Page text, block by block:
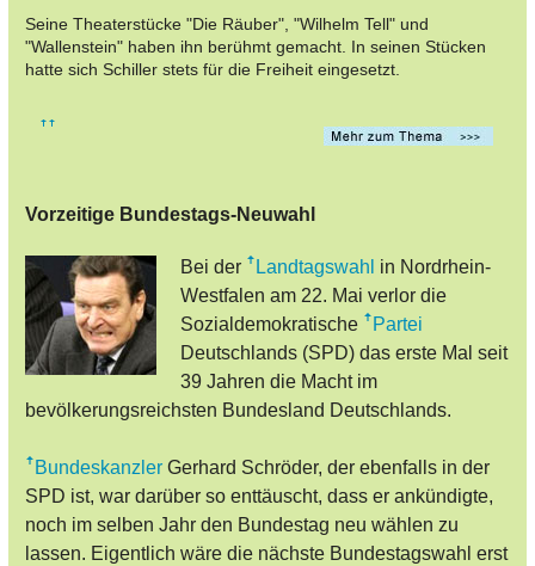
Seine Theaterstücke "Die Räuber", "Wilhelm Tell" und
"Wallenstein" haben ihn berühmt gemacht. In seinen Stücken
hatte sich Schiller stets für die Freiheit eingesetzt.
Vorzeitige Bundestags-Neuwahl
Bei der Landtagswahl in Nordrhein-
Westfalen am 22. Mai verlor die
Sozialdemokratische
Partei
Deutschlands (SPD) das erste Mal seit
39 Jahren die Macht im
bevölkerungsreichsten Bundesland Deutschlands.
Bundeskanzler Gerhard Schröder, der ebenfalls in der
SPD ist, war darüber so enttäuscht, dass er ankündigte,
noch im selben Jahr den Bundestag neu wählen zu
lassen. Eigentlich wäre die nächste Bundestagswahl erst